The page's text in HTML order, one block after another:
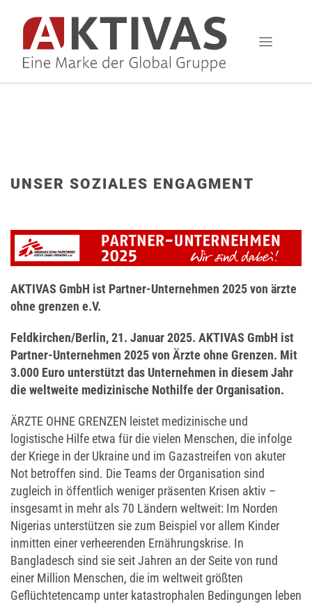
UNSER SOZIALES ENGAGMENT
AKTIVAS GmbH ist Partner-Unternehmen 2025 von ärzte
ohne grenzen e.V.
Feldkirchen/Berlin, 21. Januar 2025. AKTIVAS GmbH ist
Partner-Unternehmen 2025 von Ärzte ohne Grenzen. Mit
3.000 Euro unterstützt das Unternehmen in diesem Jahr
die weltweite medizinische Nothilfe der Organisation.
ÄRZTE OHNE GRENZEN leistet medizinische und
logistische Hilfe etwa für die vielen Menschen, die infolge
der Kriege in der Ukraine und im Gazastreifen von akuter
Not betroffen sind. Die Teams der Organisation sind
zugleich in öffentlich weniger präsenten Krisen aktiv –
insgesamt in mehr als 70 Ländern weltweit: Im Norden
Nigerias unterstützen sie zum Beispiel vor allem Kinder
inmitten einer verheerenden Ernährungskrise. In
Bangladesch sind sie seit Jahren an der Seite von rund
einer Million Menschen, die im weltweit größten
Geflüchtetencamp unter katastrophalen Bedingungen leben